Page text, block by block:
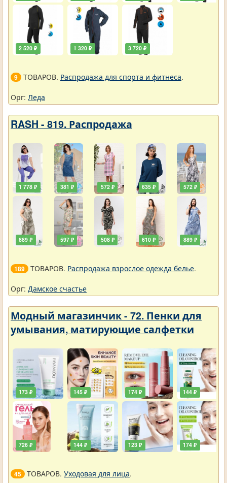
2 520 ₽ 1 320 ₽ 3 720 ₽
9 ТОВАРОВ. Распродажа для спорта и фитнеса.
Орг: Леда
RASH - 819. Распродажа
1 778 ₽
889 ₽
381 ₽
597 ₽
572 ₽
508 ₽
635 ₽
610 ₽
572 ₽
889 ₽
189 ТОВАРОВ. Распродажа взрослое одежда белье.
Орг: Дамское счастье
Модный магазинчик - 72. Пенки для
умывания, матирующие салфетки
173 ₽
726 ₽
145 ₽
144 ₽
174 ₽
123 ₽
144 ₽
174 ₽
45 ТОВАРОВ. Уходовая для лица.